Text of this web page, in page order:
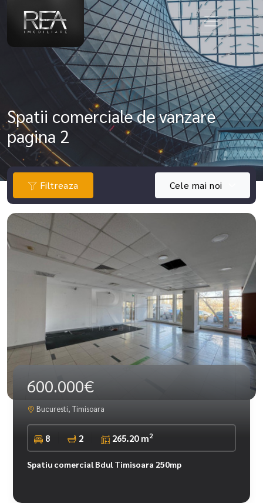
Spatii comerciale de vanzare
pagina 2
Filtreaza Cele mai noi
600.000€
Bucuresti, Timisoara
8 2 265.20 m2
Spatiu comercial Bdul Timisoara 250mp